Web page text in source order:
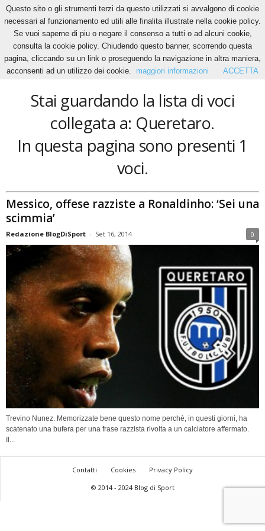
Home Tags Queretaro
Queretaro
Stai guardando la lista di voci
collegata a: Queretaro.
In questa pagina sono presenti 1
voci.
Messico, offese razziste a Ronaldinho: ‘Sei una
scimmia’
Redazione BlogDiSport - Set 16, 2014 0
Trevino Nunez. Memorizzate bene questo nome perchè, in questi giorni, ha
scatenato una bufera per una frase razzista rivolta a un calciatore affermato.
Il...
Contatti Cookies
Privacy Policy
© 2014 - 2024 Blog di Sport
Questo sito o gli strumenti terzi da questo utilizzati si avvalgono di cookie
necessari al funzionamento ed utili alle finalita illustrate nella cookie policy.
Se vuoi saperne di piu o negare il consenso a tutti o ad alcuni cookie,
consulta la cookie policy. Chiudendo questo banner, scorrendo questa
pagina, cliccando su un link o proseguendo la navigazione in altra maniera,
acconsenti ad un utilizzo dei cookie.
maggiori informazioni ACCETTA